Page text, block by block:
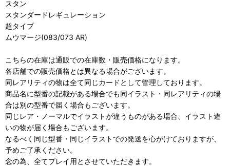
スタン
スタンダードレギュレーション
超タイプ
ムウマージ(083/073 AR)
こちらの在庫は通販での在庫数・販売価格になります。
各店舗での販売価格とは異なる場合がございます。
同レアリティの物は全て同じカードとして管理しております。
商品名に型番の記載がある場合でも同イラスト・同レアリティの場
合は別の型番で届く場合もございます。
同じレア・ノーマルでイラストが違うものがある場合、イラスト違
いの物が届く場合もございます。
なるべく同じ型番・同じイラストでの発送を心がけておりますが、
予めご了承ください。
念の為、全てプレイ用とさせていただきます。